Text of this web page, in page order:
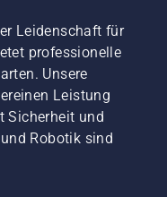
Leidenschaft für
professionelle
Unsere
Leistung
Sicherheit und
Robotik sind